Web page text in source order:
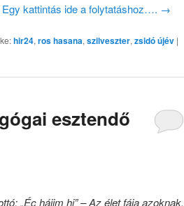
Egy kattintás ide a folytatáshoz…. →
hir24, ros hasana, szilveszter, zsidó újév |
esztendő
„Éc hájim hi” – Az élet fája azoknak,